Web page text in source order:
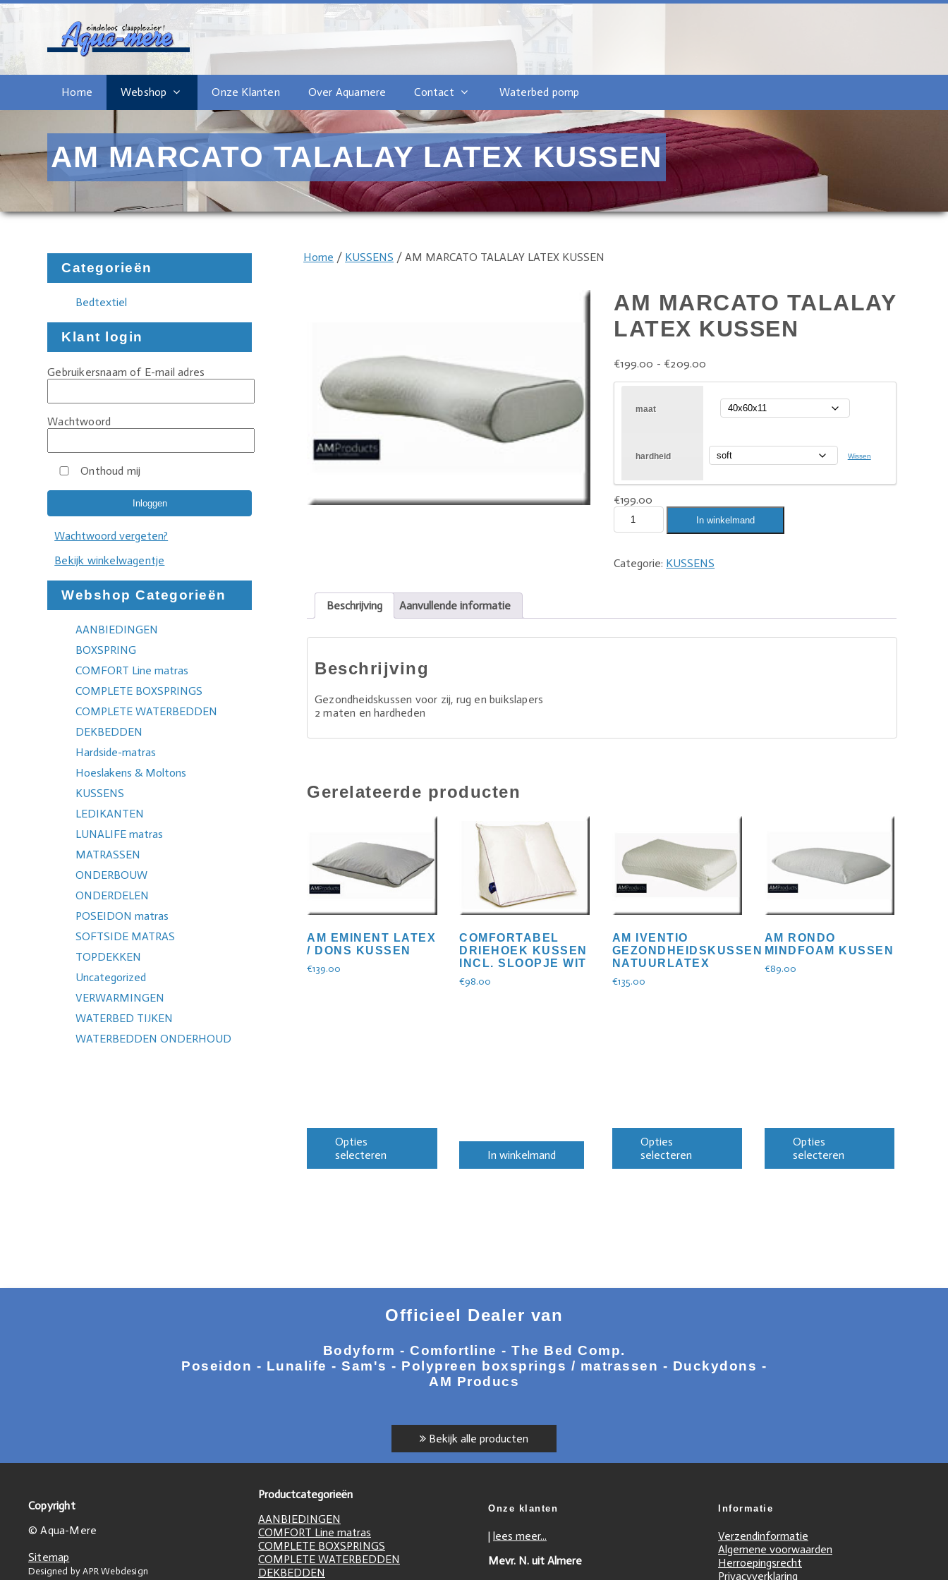
Home Webshop Onze Klanten Over Aquamere Contact Waterbed pomp
AM MARCATO TALALAY LATEX KUSSEN
Categorieën
Bedtextiel
Klant login
Gebruikersnaam of E-mail adres
Wachtwoord
Onthoud mij
Wachtwoord vergeten?
Bekijk winkelwagentje
Webshop Categorieën
AANBIEDINGEN
BOXSPRING
COMFORT Line matras
COMPLETE BOXSPRINGS
COMPLETE WATERBEDDEN
DEKBEDDEN
Hardside-matras
Hoeslakens & Moltons
KUSSENS
LEDIKANTEN
LUNALIFE matras
MATRASSEN
ONDERBOUW
ONDERDELEN
POSEIDON matras
SOFTSIDE MATRAS
TOPDEKKEN
Uncategorized
VERWARMINGEN
WATERBED TIJKEN
WATERBEDDEN ONDERHOUD
Home / KUSSENS / AM MARCATO TALALAY LATEX KUSSEN
AM MARCATO TALALAY
LATEX KUSSEN
€199.00 - €209.00
maat
hardheid Wissen
€199.00
In winkelmand
Categorie: KUSSENS
Beschrijving Aanvullende informatie
Beschrijving
Gezondheidskussen voor zij, rug en buikslapers
2 maten en hardheden
Gerelateerde producten
AM EMINENT LATEX
/ DONS KUSSEN
€139.00
Opties
selecteren
COMFORTABEL
DRIEHOEK KUSSEN
INCL. SLOOPJE WIT
€98.00
In winkelmand
AM IVENTIO
GEZONDHEIDSKUSSEN
NATUURLATEX
€135.00
Opties
selecteren
AM RONDO
MINDFOAM KUSSEN
€89.00
Opties
selecteren
Officieel Dealer van
Bodyform - Comfortline - The Bed Comp.
Poseidon - Lunalife - Sam's - Polypreen boxsprings / matrassen - Duckydons -
AM Producs
Bekijk alle producten
Copyright
© Aqua-Mere
Sitemap
Designed by APR Webdesign
Productcategorieën
AANBIEDINGEN
COMFORT Line matras
COMPLETE BOXSPRINGS
COMPLETE WATERBEDDEN
DEKBEDDEN
Onze klanten
| lees meer...
Mevr. N. uit Almere
Informatie
Verzendinformatie
Algemene voorwaarden
Herroepingsrecht
Privacyverklaring